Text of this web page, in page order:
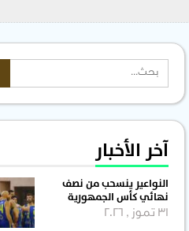
آخر الأخبار
النواعير ينسحب من نصف
نهائي كأس الجمهورية
31 تموز , 2026